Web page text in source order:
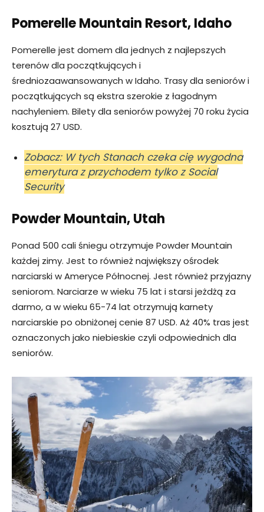
Pomerelle Mountain Resort, Idaho
Pomerelle jest domem dla jednych z najlepszych
terenów dla początkujących i
średniozaawansowanych w Idaho. Trasy dla seniorów i
początkujących są ekstra szerokie z łagodnym
nachyleniem. Bilety dla seniorów powyżej 70 roku życia
kosztują 27 USD.
Zobacz: W tych Stanach czeka cię wygodna
emerytura z przychodem tylko z Social
Security
Powder Mountain, Utah
Ponad 500 cali śniegu otrzymuje Powder Mountain
każdej zimy. Jest to również największy ośrodek
narciarski w Ameryce Północnej. Jest również przyjazny
seniorom. Narciarze w wieku 75 lat i starsi jeżdżą za
darmo, a w wieku 65-74 lat otrzymują karnety
narciarskie po obniżonej cenie 87 USD. Aż 40% tras jest
oznaczonych jako niebieskie czyli odpowiednich dla
seniorów.